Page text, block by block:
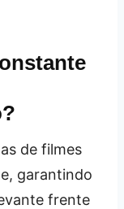
de filmes
garantindo
frente